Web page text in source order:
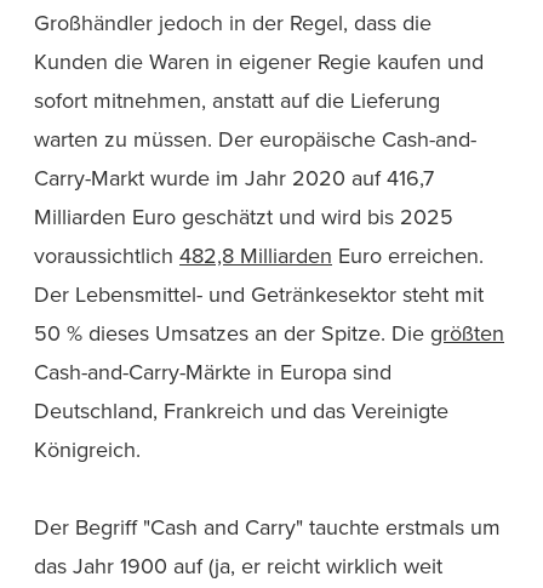
Großhändler jedoch in der Regel, dass die
Kunden die Waren in eigener Regie kaufen und
sofort mitnehmen, anstatt auf die Lieferung
warten zu müssen. Der europäische Cash-and-
Carry-Markt wurde im Jahr 2020 auf 416,7
Milliarden Euro geschätzt und wird bis 2025
voraussichtlich 482,8 Milliarden Euro erreichen.
Der Lebensmittel- und Getränkesektor steht mit
50 % dieses Umsatzes an der Spitze. Die größten
Cash-and-Carry-Märkte in Europa sind
Deutschland, Frankreich und das Vereinigte
Königreich.
Der Begriff "Cash and Carry" tauchte erstmals um
das Jahr 1900 auf (ja, er reicht wirklich weit